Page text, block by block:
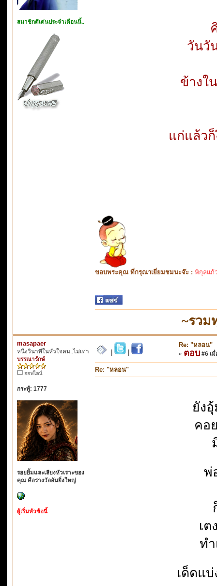
สมาชิกดีเด่นประจำเดือนนี้..
วันวั
ข้างใ
แก่แล้ว
ขอบพระคุณ ที่กรุณาเยี่ยมชมนะจ๊ะ : พิกุลแก้
~รวม
masapaer
หนึ่งวินาทีในหัวใจคน..ไม่เท่า
บรรณารักษ์
ออฟไลน์
กระทู้: 1777
รอยยิ้มและเสียงหัวเราะของ
คุณ คือรางวัลอันยิ่งใหญ่
ผู้เริ่มหัวข้อนี้
Re: "หลอน"
« ตอบ #6 เมื่
Re: "หลอน"
ยัง
คอ
พ่
เ
ท
เด็ดแ